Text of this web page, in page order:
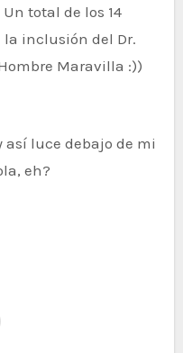
total de los 14
inclusión del Dr.
Maravilla :))
así luce debajo de mi
eh?